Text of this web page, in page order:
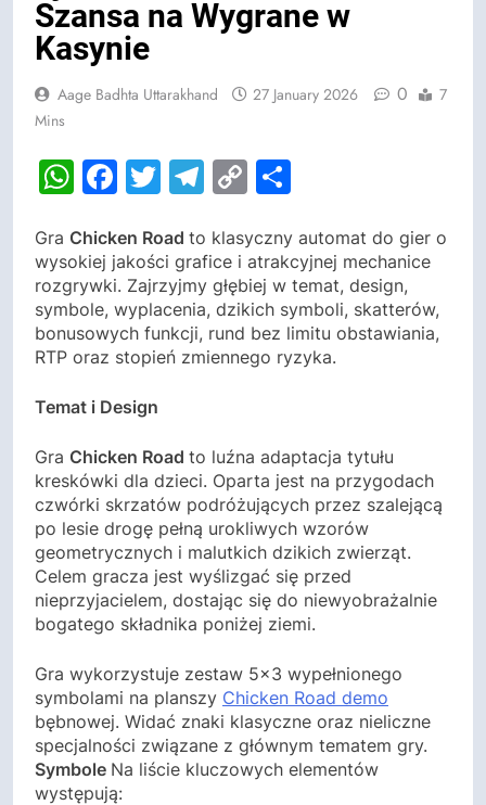
Szansa na Wygrane w
Kasynie
Aage Badhta Uttarakhand 27 January 2026 0
7
Mins
WhatsApp
Facebook
Twitter
Telegram
Copy
Gra Chicken Road to klasyczny automat do gier o
wysokiej jakości grafice i atrakcyjnej mechanice
rozgrywki. Zajrzyjmy głębiej w temat, design,
symbole, wyplacenia, dzikich symboli, skatterów,
bonusowych funkcji, rund bez limitu obstawiania,
RTP oraz stopień zmiennego ryzyka.
Temat i Design
Gra Chicken Road to luźna adaptacja tytułu
kreskówki dla dzieci. Oparta jest na przygodach
czwórki skrzatów podróżujących przez szalejącą
po lesie drogę pełną urokliwych wzorów
geometrycznych i malutkich dzikich zwierząt.
Celem gracza jest wyślizgać się przed
nieprzyjacielem, dostając się do niewyobrażalnie
bogatego składnika poniżej ziemi.
Gra wykorzystuje zestaw 5×3 wypełnionego
symbolami na planszy Chicken Road demo
bębnowej. Widać znaki klasyczne oraz nieliczne
specjalności związane z głównym tematem gry.
Symbole Na liście kluczowych elementów
występują: